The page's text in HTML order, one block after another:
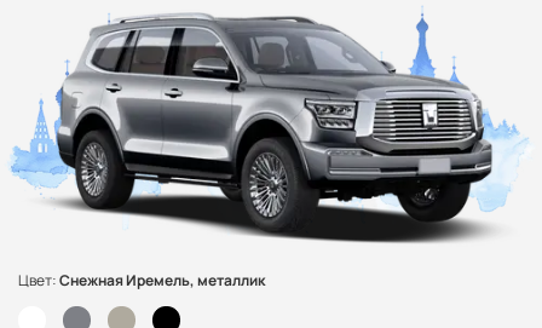
Цвет:Снежная Иремель, металлик